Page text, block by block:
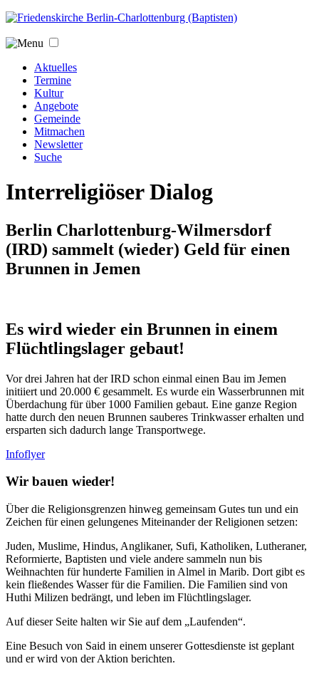
Jump to navigation
Aktuelles
Termine
Kultur
Angebote
Gemeinde
Mitmachen
Newsletter
Suche
Interreligiöser Dialog
Berlin Charlottenburg-Wilmersdorf
(IRD) sammelt (wieder) Geld für einen
Brunnen in Jemen
Es wird wieder ein Brunnen in einem
Flüchtlingslager gebaut!
Vor drei Jahren hat der IRD schon einmal einen Bau im Jemen
initiiert und 20.000 € gesammelt. Es wurde ein Wasserbrunnen mit
Überdachung für über 1000 Familien gebaut. Eine ganze Region
hatte durch den neuen Brunnen sauberes Trinkwasser erhalten und
ersparten sich dadurch lange Transportwege.
Infoflyer
Wir bauen wieder!
Über die Religionsgrenzen hinweg gemeinsam Gutes tun und ein
Zeichen für einen gelungenes Miteinander der Religionen setzen:
Juden, Muslime, Hindus, Anglikaner, Sufi, Katholiken, Lutheraner,
Reformierte, Baptisten und viele andere sammeln nun bis
Weihnachten für hunderte Familien in Almel in Marib. Dort gibt es
kein fließendes Wasser für die Familien. Die Familien sind von
Huthi Milizen bedrängt, und leben im Flüchtlingslager.
Auf dieser Seite halten wir Sie auf dem „Laufenden“.
Eine Besuch von Said in einem unserer Gottesdienste ist geplant
und er wird von der Aktion berichten.